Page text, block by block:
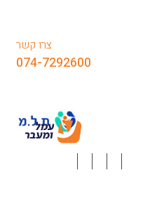
צרו קשר
074-7292600